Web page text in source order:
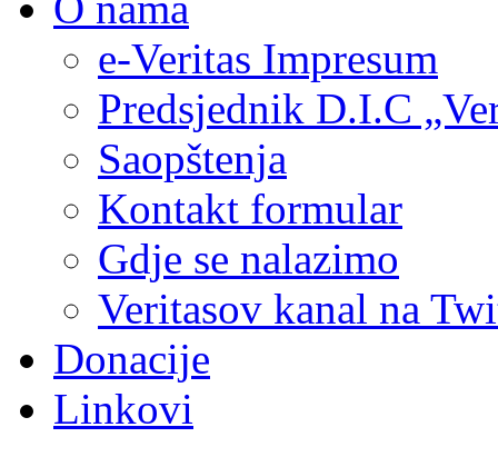
e-Veritas Impresum
Predsjednik D.I.C
Saopštenja
Kontakt formular
Gdje se nalazimo
Veritasov kanal na
Donacije
Linkovi